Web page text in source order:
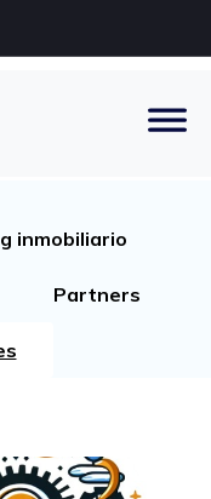
inmobiliario
Partners